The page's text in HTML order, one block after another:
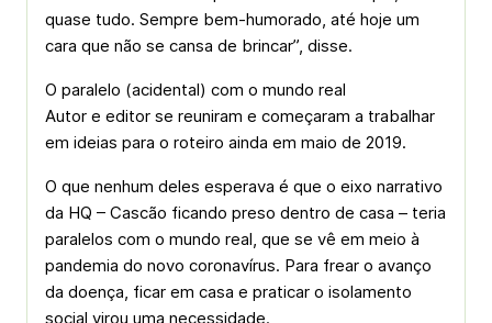
quase tudo. Sempre bem-humorado, até hoje um
cara que não se cansa de brincar”, disse.
O paralelo (acidental) com o mundo real
Autor e editor se reuniram e começaram a trabalhar
em ideias para o roteiro ainda em maio de 2019.
O que nenhum deles esperava é que o eixo narrativo
da HQ – Cascão ficando preso dentro de casa – teria
paralelos com o mundo real, que se vê em meio à
pandemia do novo coronavírus. Para frear o avanço
da doença, ficar em casa e praticar o isolamento
social virou uma necessidade.